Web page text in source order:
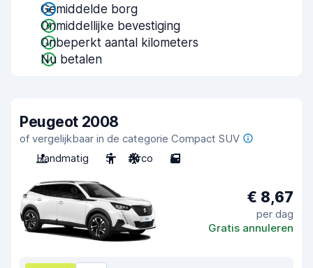
Gemiddelde borg
Onmiddellijke bevestiging
Onbeperkt aantal kilometers
Nu betalen
Peugeot 2008
of vergelijkbaar in de categorie Compact SUV
Handmatig
5 Airco 5
€ 8,67
per dag
Gratis annuleren